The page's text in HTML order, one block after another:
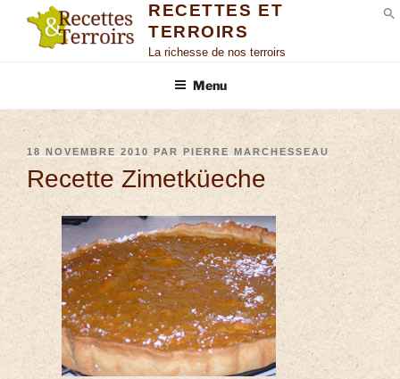
RECETTES ET
TERROIRS
La richesse de nos terroirs
Menu
18 NOVEMBRE 2010 PAR PIERRE MARCHESSEAU
Recette Zimetküeche